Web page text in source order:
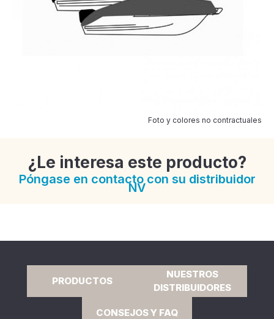
Foto y colores no contractuales
¿Le interesa este producto?
Póngase en contacto con su distribuidor
NV
PRODUCTOS
NUESTROS
DISTRIBUIDORES
CONSEJOS Y FAQ